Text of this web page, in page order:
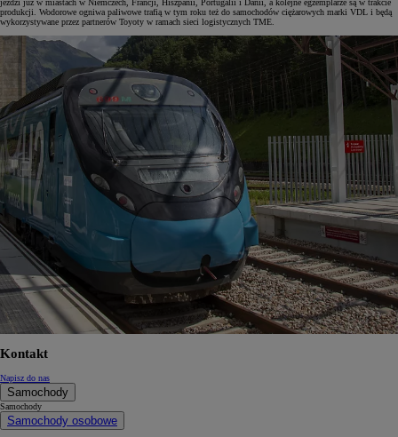
jeździ już w miastach w Niemczech, Francji, Hiszpanii, Portugalii i Danii, a kolejne egzemplarze są w trakcie
produkcji. Wodorowe ogniwa paliwowe trafią w tym roku też do samochodów ciężarowych marki VDL i będą
wykorzystywane przez partnerów Toyoty w ramach sieci logistycznych TME.
Kontakt
Napisz do nas
Samochody
Samochody
Samochody osobowe